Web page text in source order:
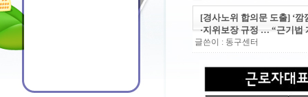
[경사노위 합의문 도출] ‘
·지위보장 규정 … “근기법
글쓴이 : 동구센터